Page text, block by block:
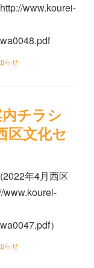
www.kourei-
らせ
チラシ
区文化セ
年4月西区
www.kourei-
）
らせ